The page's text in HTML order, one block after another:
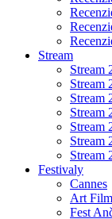
Stream
Stream
Stream
Stream
Stream
Stream
Stream
Stream
Festivaly
Cannes
Art
Fest